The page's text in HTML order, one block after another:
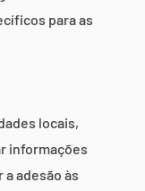
para as
locais,
informações
adesão às